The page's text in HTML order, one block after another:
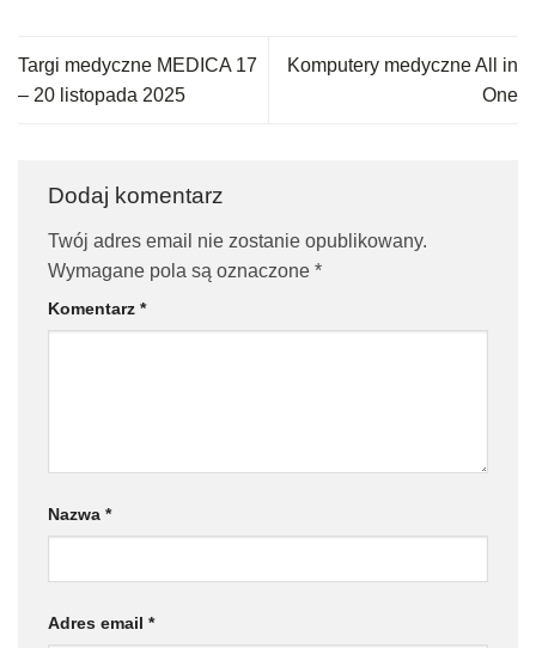
Targi medyczne MEDICA 17
– 20 listopada 2025
Komputery medyczne All in
One
Dodaj komentarz
Twój adres email nie zostanie opublikowany.
Wymagane pola są oznaczone *
Komentarz *
Nazwa *
Adres email *